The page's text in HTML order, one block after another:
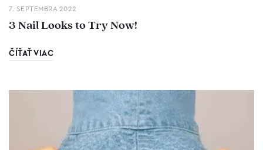
7. SEPTEMBRA 2022
3 Nail Looks to Try Now!
ČÍŤAŤ VIAC